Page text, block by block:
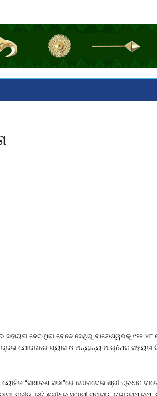
ଦେଇଥିବା ବେଳେ ସେଥିରୁ ବାଲେଶ୍ୱରକୁ ୯୨୨.୪୮
ଯୋଜନାରେ ଗ୍ୟାସ ଓ ଅନ୍ୟାନ୍ୟ ଆର୍ôଥକ
“ସାଧାରଣ ସଭା”ରେ ଯୋଗଦେଇ ଶ୍ରୀ ପ୍ରଧାନ